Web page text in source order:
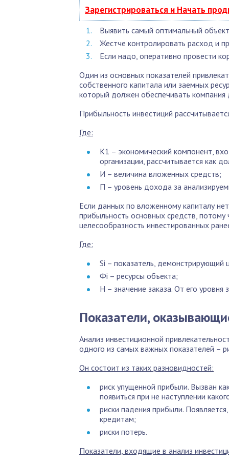
Зарегистрироваться и Начать
Выявить самый оптимальный
Жестче контролировать расход и
Если надо, оперативно провести
Один из основных показателей
собственного капитала или заемных
который должен обеспечивать
Прибыльность инвестиций
Где:
К1 – экономический компонент,
организации, рассчитывается как
И – величина вложенных средств;
П – уровень дохода за
Если данных по вложенному капиталу
прибыльность основных средств,
целесообразность инвестированных
Где:
Si – показатель, демонстрирующий
Фi – ресурсы объекта;
Н – значение заказа. От его
Показатели,
Анализ инвестиционной
одного из самых важных показателей –
Он состоит из таких разновидностей:
риск упущенной прибыли. Вызван
появиться при не наступлении
риски падения прибыли.
кредитам;
риски потерь.
Показатели, входящие в анализ